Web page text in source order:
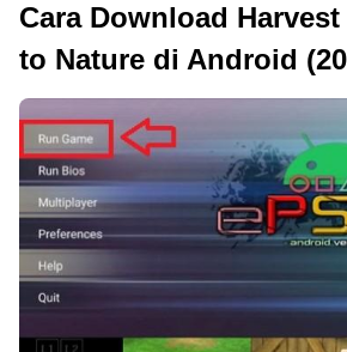
Cara Download
to Nature di Android